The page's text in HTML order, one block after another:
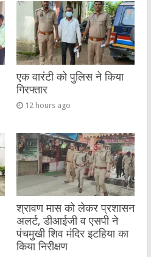
एक वारंटी को पुलिस ने किया
गिरफ्तार
12 hours ago
श्रावण मास को लेकर प्रशासन
अलर्ट, डीआईजी व एसपी ने
पंचमुखी शिव मंदिर इटहिया का
किया निरीक्षण